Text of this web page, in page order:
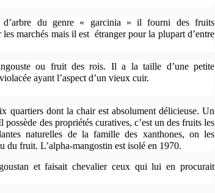
d’arbre du genre « garcinia » il fourni des fruits
les marchés mais il est étranger pour la plupart d’entre
ou fruit des rois. Il a la taille d’une petite
ayant l’aspect d’un vieux cuir.
quartiers dont la chair est absolument délicieuse. Un
des propriétés curatives, c’est un des fruits les
naturelles de la famille des xanthones, on les
du fruit. L’alpha-mangostin est isolé en 1970.
et faisait chevalier ceux qui lui en procurait